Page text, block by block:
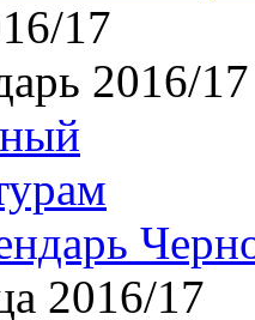
17
2016/17
2016/17